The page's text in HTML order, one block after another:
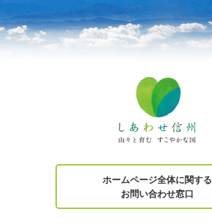
ホームページ全体に関する
お問い合わせ窓口